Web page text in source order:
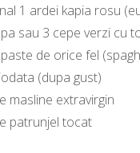
1 ardei kapia rosu
sau 3 cepe verzi cu
de orice fel
(dupa gust)
masline extravirgin
patrunjel tocat